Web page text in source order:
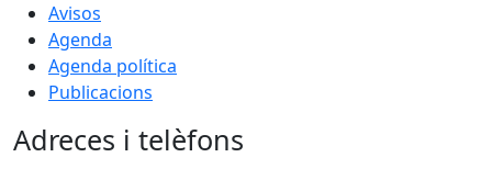
Avisos
Agenda
Agenda política
Publicacions
Adreces i telèfons